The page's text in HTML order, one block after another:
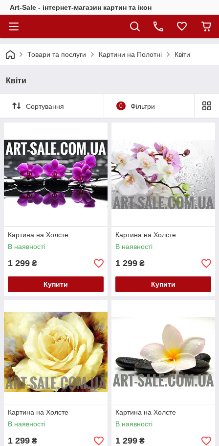
Art-Sale - інтернет-магазин картин та ікон
Товари та послуги Картини на Полотні Квіти
Квіти
Сортування 0 Фільтри
Картина на Холсте
В наявності
1 299 ₴
Купити
Картина на Холсте
В наявності
1 299 ₴
Купити
Картина на Холсте
В наявності
1 299 ₴
Картина на Холсте
В наявності
1 299 ₴